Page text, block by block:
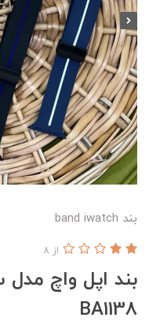
بند band iwatch
بند اپل واچ
BA1138
از 8